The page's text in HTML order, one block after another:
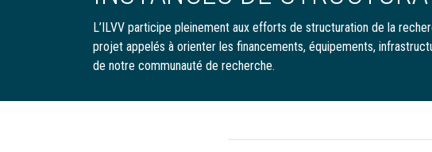
L’ILVV participe pleinement aux efforts de structuration de la
projet appelés à orienter les financements, équipements,
de notre communauté de recherche.